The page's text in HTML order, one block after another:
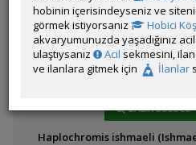
BALIK BULUCU
Haplochromis ishmaeli
hobinin içerisindeyseniz ve
görmek istiyorsanız
Hobici
akvaryumunuzda yaşadığınız
ulaştıysanız
Acil sekmesini,
ve ilanlara gitmek için
İlanlar